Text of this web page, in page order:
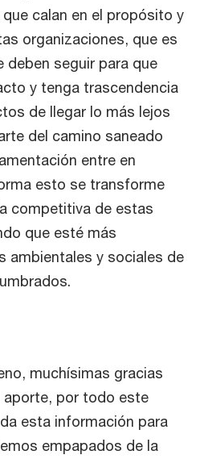
calan en el propósito y
organizaciones, que es
deben seguir para que
y tenga trascendencia
de llegar lo más lejos
del camino saneado
entre en
esto se transforme
competitiva de estas
que esté más
ambientales y sociales de
muchísimas gracias
aporte, por todo este
esta información para
empapados de la